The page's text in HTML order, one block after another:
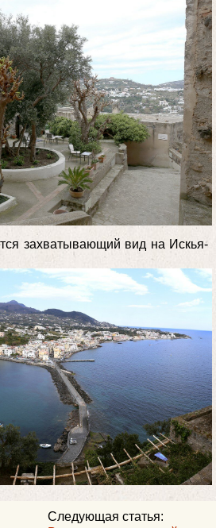
захватывающий вид на Искья-
Следующая статья: